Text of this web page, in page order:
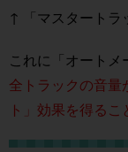
↑ 「マスタートラ
これに「オートメ
全トラックの音量
ト」効果を得る